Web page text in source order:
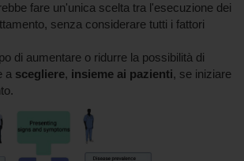
fare un'unica scelta tra l'esecuzione dei
senza considerare tutti i fattori
di aumentare o ridurre la possibilità di
a scegliere, insieme ai pazienti, se iniziare